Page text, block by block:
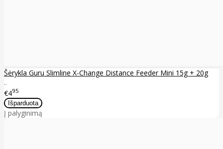
Šėrykla Guru Slimline X-Change Distance Feeder Mini 15g + 20g
..
€495
Į palyginimą